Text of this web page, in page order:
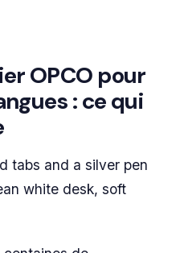
OPCO pour
: ce qui
tabs and a silver pen
white desk, soft